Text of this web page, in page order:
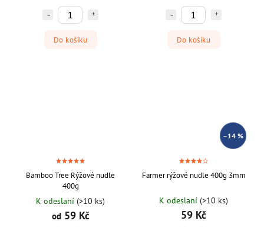
Do košíku Do košíku
Bamboo Tree Rýžové nudle
400g
K odeslaní (>10 ks)
od59 Kč
–14 %
Farmer rýžové nudle 400g 3mm
K odeslaní (>10 ks)
59 Kč